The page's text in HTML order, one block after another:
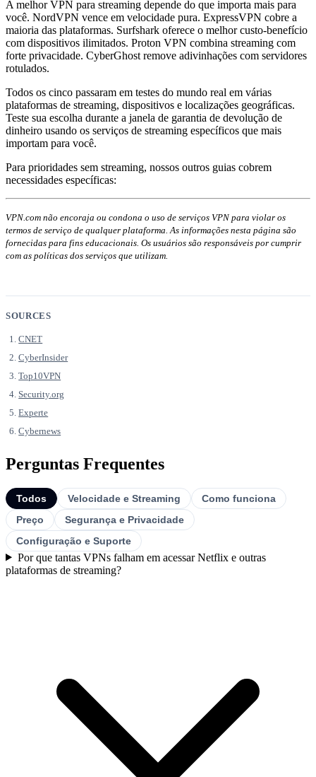
A melhor VPN para streaming depende do que importa mais para
você. NordVPN vence em velocidade pura. ExpressVPN cobre a
maioria das plataformas. Surfshark oferece o melhor custo-benefício
com dispositivos ilimitados. Proton VPN combina streaming com
forte privacidade. CyberGhost remove adivinhações com servidores
rotulados.
Todos os cinco passaram em testes do mundo real em várias
plataformas de streaming, dispositivos e localizações geográficas.
Teste sua escolha durante a janela de garantia de devolução de
dinheiro usando os serviços de streaming específicos que mais
importam para você.
Para prioridades sem streaming, nossos outros guias cobrem
necessidades específicas:
VPN.com não encoraja ou condona o uso de serviços VPN para violar os
termos de serviço de qualquer plataforma. As informações nesta página são
fornecidas para fins educacionais. Os usuários são responsáveis por cumprir
com as políticas dos serviços que utilizam.
SOURCES
CNET
CyberInsider
Top10VPN
Security.org
Experte
Cybernews
Perguntas Frequentes
Todos Velocidade e Streaming
Como funciona
Preço
Segurança e Privacidade
Configuração e Suporte
Por que tantas VPNs falham em acessar Netflix e outras
plataformas de streaming?